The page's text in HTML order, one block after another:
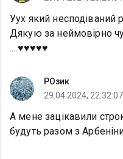
Уух який несподіваний
Дякую за неймовірно
....♥️♥️♥️♥️♥️
РОзик
29.04.2024, 22:32:07
А мене зацікавили
будуть разом з